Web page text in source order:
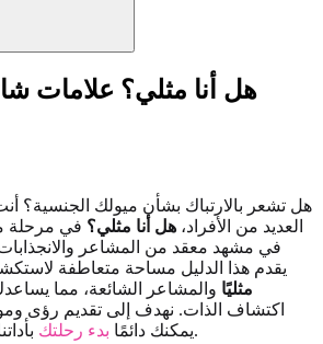
هل أنا مثلي؟ علامات
هل تشعر بالارتباك بشأن ميولك
العديد من الأفراد، هل أنا مثلي؟ في مرحلة
في مشهد معقد من المشاعر
يقدم هذا الدليل مساحة متعاطفة
مثليًا والمشاعر الشائعة، مما
اكتشاف الذات. نهدف إلى تقديم رؤى
يمكنك دائمًا بدء رحلتك بأداتنا البسيطة عبر الإنترنت.